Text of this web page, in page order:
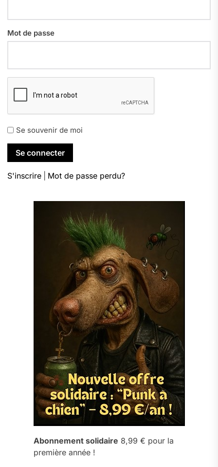
Mot de passe
Se souvenir de moi
S'inscrire Mot de passe perdu?
Abonnement solidaire 8,99 € pour la
première année !